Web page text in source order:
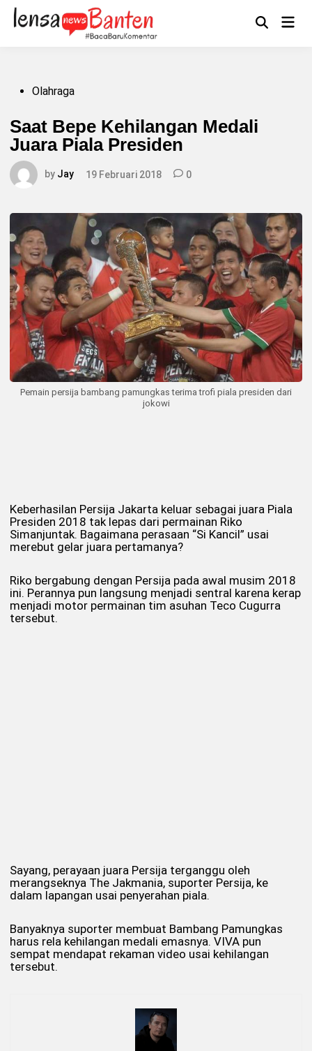
Skip
content
OpenMain
PostedOlahraga
Saat Bepe Kehilangan Medali
Juara Piala Presiden
by Jay 19 Februari 2018 0
Pemain persija bambang pamungkas terima trofi piala presiden dari
jokowi
Keberhasilan Persija Jakarta keluar sebagai juara Piala
Presiden 2018 tak lepas dari permainan Riko
Simanjuntak. Bagaimana perasaan “Si Kancil” usai
merebut gelar juara pertamanya?
Riko bergabung dengan Persija pada awal musim 2018
ini. Perannya pun langsung menjadi sentral karena kerap
menjadi motor permainan tim asuhan Teco Cugurra
tersebut.
Sayang, perayaan juara Persija terganggu oleh
merangseknya The Jakmania, suporter Persija, ke
dalam lapangan usai penyerahan piala.
Banyaknya suporter membuat Bambang Pamungkas
harus rela kehilangan medali emasnya. VIVA pun
sempat mendapat rekaman video usai kehilangan
tersebut.